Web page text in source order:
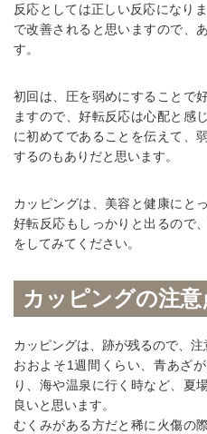
反応としては正しい反応になり
で改善されると思いますので、
す。
初回は、圧を弱めにすることで
ますので、好転反応は心配と感
に初めてであることを伝えて、
するのもありだと思います。
カッピングは、美容と健康にと
好転反応もしっかりと出るので
をしてみてください。
カッピングの注意
カッピングは、跡が残るので、注
おおよそ1週間くらい、青あざ
り、海や温泉に行く時など、夏
良いと思います。
むくみがある方だと稀に火傷の